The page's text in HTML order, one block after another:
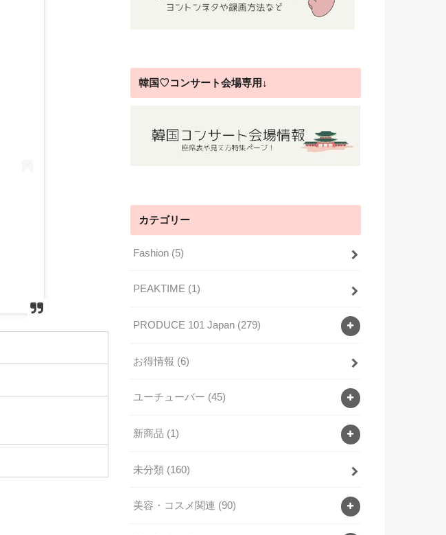
韓国♡コンサート会場専用↓
カテゴリー
Fashion (5)
PEAKTIME (1)
PRODUCE 101 Japan (279)
お得情報 (6)
ユーチューバー (45)
新商品 (1)
未分類 (160)
美容・コスメ関連 (90)